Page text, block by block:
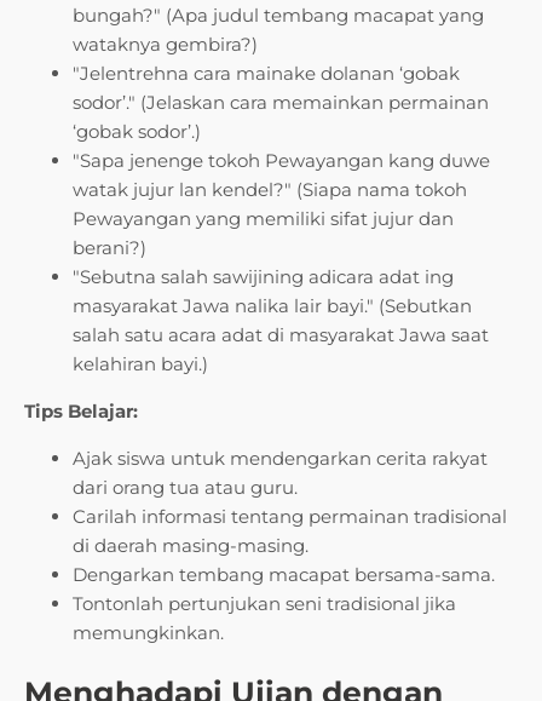
bungah?" (Apa judul tembang macapat yang
wataknya gembira?)
"Jelentrehna cara mainake dolanan ‘gobak
sodor’." (Jelaskan cara memainkan permainan
‘gobak sodor’.)
"Sapa jenenge tokoh Pewayangan kang duwe
watak jujur lan kendel?" (Siapa nama tokoh
Pewayangan yang memiliki sifat jujur dan
berani?)
"Sebutna salah sawijining adicara adat ing
masyarakat Jawa nalika lair bayi." (Sebutkan
salah satu acara adat di masyarakat Jawa saat
kelahiran bayi.)
Tips Belajar:
Ajak siswa untuk mendengarkan cerita rakyat
dari orang tua atau guru.
Carilah informasi tentang permainan tradisional
di daerah masing-masing.
Dengarkan tembang macapat bersama-sama.
Tontonlah pertunjukan seni tradisional jika
memungkinkan.
Menghadapi Ujian dengan